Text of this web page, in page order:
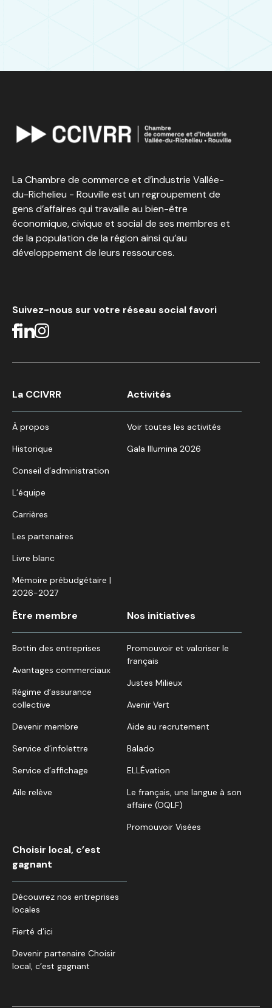
La Chambre de commerce et d’industrie Vallée-
du-Richelieu - Rouville est un regroupement de
gens d’affaires qui travaille au bien-être
économique, civique et social de ses membres et
de la population de la région ainsi qu’au
développement de leurs ressources.
Suivez-nous sur votre réseau social favori
La CCIVRR
À propos
Historique
Conseil d’administration
L’équipe
Carrières
Les partenaires
Livre blanc
Mémoire prébudgétaire |
2026-2027
Activités
Voir toutes les activités
Gala Illumina 2026
Être membre
Bottin des entreprises
Avantages commerciaux
Régime d’assurance
collective
Devenir membre
Service d’infolettre
Service d’affichage
Aile relève
Nos initiatives
Promouvoir et valoriser le
français
Justes Milieux
Avenir Vert
Aide au recrutement
Balado
ELLÉvation
Le français, une langue à son
affaire (OQLF)
Promouvoir Visées
Choisir local, c’est
gagnant
Découvrez nos entreprises
locales
Fierté d’ici
Devenir partenaire Choisir
local, c’est gagnant